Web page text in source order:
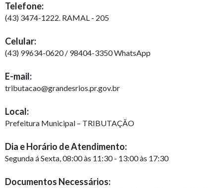
Telefone:
(43) 3474-1222. RAMAL - 205
Celular:
(43) 99634-0620 / 98404-3350 WhatsApp
E-mail:
tributacao@grandesrios.pr.gov.br
Local:
Prefeitura Municipal – TRIBUTAÇÃO
Dia e Horário de Atendimento:
Segunda á Sexta, 08:00 às 11:30 - 13:00 às 17:30
Documentos Necessários: